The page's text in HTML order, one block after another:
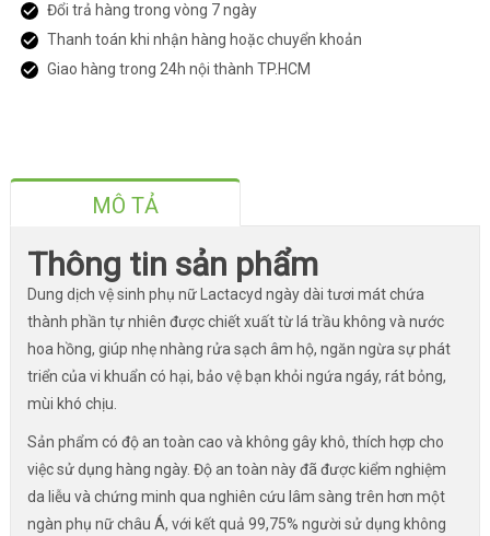
Đổi trả hàng trong vòng 7 ngày
Thanh toán khi nhận hàng hoặc chuyển khoản
Giao hàng trong 24h nội thành TP.HCM
MÔ TẢ
Thông tin sản phẩm
Dung dịch vệ sinh phụ nữ Lactacyd ngày dài tươi mát chứa
thành phần tự nhiên được chiết xuất từ lá trầu không và nước
hoa hồng, giúp nhẹ nhàng rửa sạch âm hộ, ngăn ngừa sự phát
triển của vi khuẩn có hại, bảo vệ bạn khỏi ngứa ngáy, rát bỏng,
mùi khó chịu.
Sản phẩm có độ an toàn cao và không gây khô, thích hợp cho
việc sử dụng hàng ngày. Độ an toàn này đã được kiểm nghiệm
da liễu và chứng minh qua nghiên cứu lâm sàng trên hơn một
ngàn phụ nữ châu Á, với kết quả 99,75% người sử dụng không